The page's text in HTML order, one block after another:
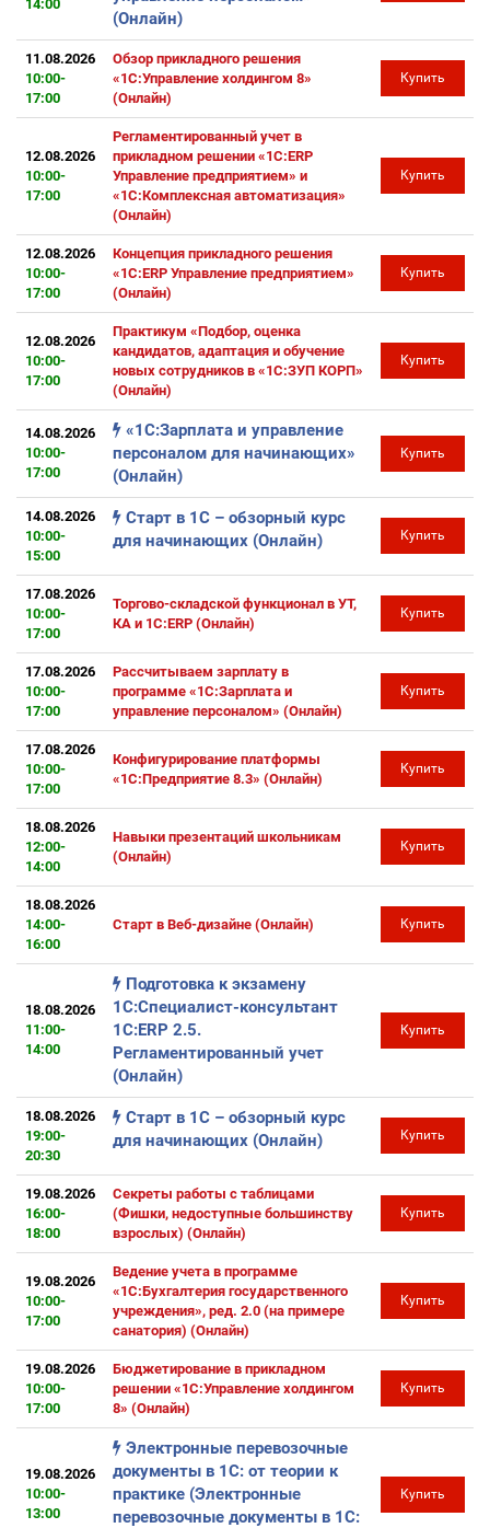
14:00
(Онлайн)
11.08.2026
10:00-
17:00
Обзор прикладного решения
«1С:Управление холдингом 8»
(Онлайн)
Купить
12.08.2026
10:00-
17:00
Регламентированный учет в
прикладном решении «1С:ERP
Управление предприятием» и
«1С:Комплексная автоматизация»
(Онлайн)
Купить
12.08.2026
10:00-
17:00
Концепция прикладного решения
«1С:ERP Управление предприятием»
(Онлайн)
Купить
12.08.2026
10:00-
17:00
Практикум «Подбор, оценка
кандидатов, адаптация и обучение
новых сотрудников в «1С:ЗУП КОРП»
(Онлайн)
Купить
14.08.2026
10:00-
17:00
«1С:Зарплата и управление
персоналом для начинающих»
(Онлайн)
Купить
14.08.2026
10:00-
15:00
Старт в 1С – обзорный курс
для начинающих (Онлайн)
Купить
17.08.2026
10:00-
17:00
Торгово-складской функционал в УТ,
КА и 1С:ERP (Онлайн)
Купить
17.08.2026
10:00-
17:00
Рассчитываем зарплату в
программе «1С:Зарплата и
управление персоналом» (Онлайн)
Купить
17.08.2026
10:00-
17:00
Конфигурирование платформы
«1С:Предприятие 8.3» (Онлайн)
Купить
18.08.2026
12:00-
14:00
Навыки презентаций школьникам
(Онлайн)
Купить
18.08.2026
14:00-
16:00
Старт в Веб-дизайне (Онлайн) Купить
18.08.2026
11:00-
14:00
Подготовка к экзамену
1С:Специалист-консультант
1С:ERP 2.5.
Регламентированный учет
(Онлайн)
Купить
18.08.2026
19:00-
20:30
Старт в 1С – обзорный курс
для начинающих (Онлайн)
Купить
19.08.2026
16:00-
18:00
Секреты работы с таблицами
(Фишки, недоступные большинству
взрослых) (Онлайн)
Купить
19.08.2026
10:00-
17:00
Ведение учета в программе
«1С:Бухгалтерия государственного
учреждения», ред. 2.0 (на примере
санатория) (Онлайн)
Купить
19.08.2026
10:00-
17:00
Бюджетирование в прикладном
решении «1С:Управление холдингом
8» (Онлайн)
Купить
19.08.2026
10:00-
13:00
Электронные перевозочные
документы в 1С: от теории к
практике (Электронные
перевозочные документы в 1С:
Купить